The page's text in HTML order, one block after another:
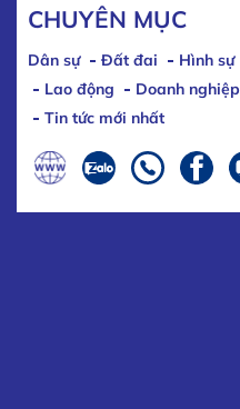
CHUYÊN MỤC
Dân sự Đất đai Hình sự
Lao động
Doanh nghiệp
Tin tức mới nhất